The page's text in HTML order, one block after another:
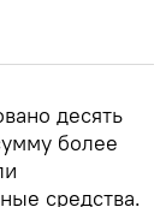
десять
более
средства.